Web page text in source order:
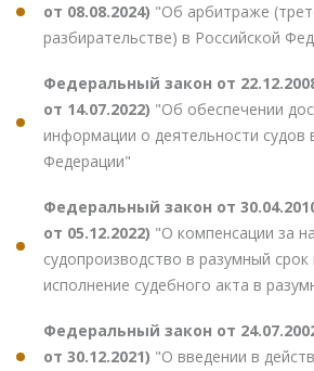
от 08.08.2024) "Об арбитраже
разбирательстве) в Российской
Федеральный закон от
от 14.07.2022) "Об обеспечении
информации о деятельности судов
Федерации"
Федеральный закон от
от 05.12.2022) "О компенсации за
судопроизводство в разумный срок
исполнение судебного акта в
Федеральный закон от
от 30.12.2021) "О введении в